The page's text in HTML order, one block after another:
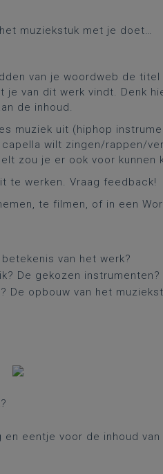
muziekstuk met je doet…
van je woordweb de
van dit werk vindt. Denk
de inhoud.
muziek uit (hiphop
wilt zingen/rappen/
zou je er ook voor kunnen
te werken. Vraag feedback!
te filmen, of in een
van het werk?
De gekozen instrumenten?
De opbouw van het
eentje voor de inhoud van